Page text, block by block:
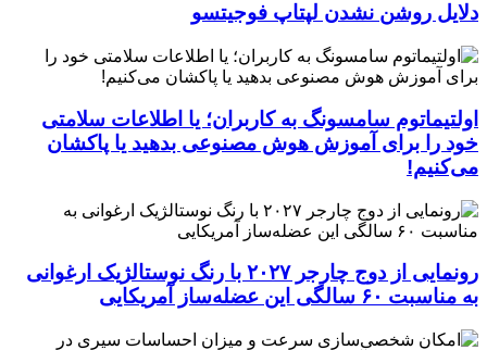
دلایل روشن نشدن لپتاپ فوجیتسو
اولتیماتوم سامسونگ به کاربران؛ یا اطلاعات سلامتی
خود را برای آموزش هوش مصنوعی بدهید یا پاکشان
می‌کنیم!
رونمایی از دوج چارجر ۲۰۲۷ با رنگ نوستالژیک ارغوانی
به مناسبت ۶۰ سالگی این عضله‌ساز آمریکایی